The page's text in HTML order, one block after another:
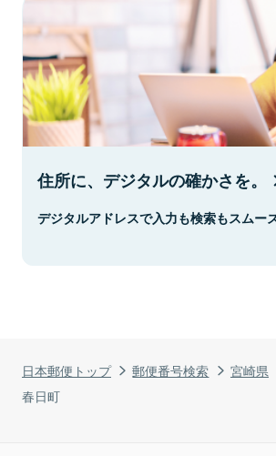
日本郵便トップ 郵便番号検索 宮崎県
春日町
住所に、デジタルの確かさを。
デジタルアドレスで入力も検索もスムーズ